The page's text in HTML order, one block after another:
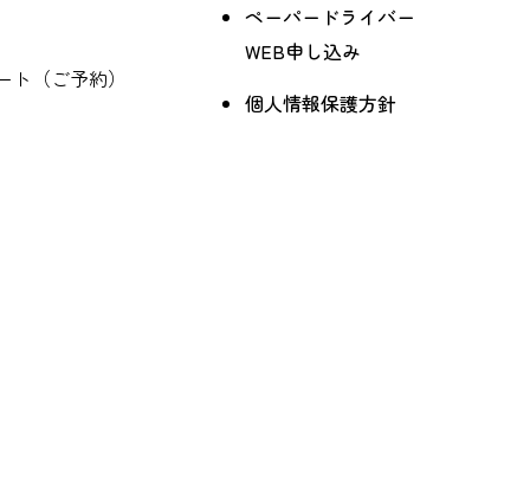
（ご予約）
ペーパードライバー
WEB申し込み
個人情報保護方針